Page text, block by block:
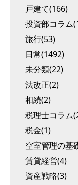
戸建て(166)
投資部コラム
旅行(53)
日常(1492)
未分類(22)
法改正(2)
相続(2)
税理士コラム
税金(1)
空室管理の基
賃貸経営(4)
資産戦略(3)